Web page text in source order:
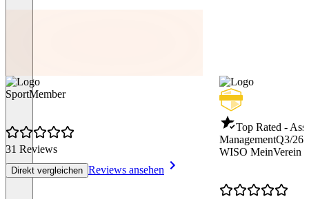
SportMember
31 Reviews
Direkt vergleichen Reviews ansehen
Top Rated -
ManagementQ3/26
WISO MeinVerein